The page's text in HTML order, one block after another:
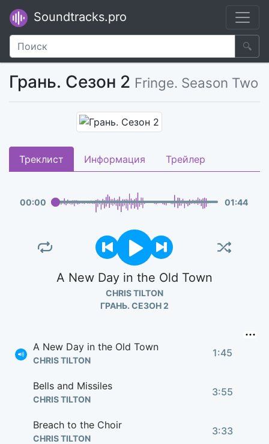
Soundtracks.pro
🔍
Грань. Сезон 2 Fringe. Season Two
Треклист Информация Трейлер
00:00 01:44
A New Day in the Old Town
CHRIS TILTON
ГРАНЬ. СЕЗОН 2
A New Day in the Old Town
CHRIS TILTON
1:45
Bells and Missiles
CHRIS TILTON
3:55
Breach to the Choir
CHRIS TILTON
3:33